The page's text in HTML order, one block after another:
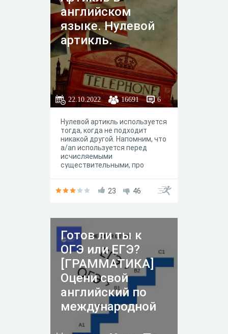
английском
языке. Нулевой
артикль.
22.10.2022 16691 6
Нулевой артикль используется
тогда, когда не подходит
никакой другой. Напомним, что
a/an используется перед
исчисляемыми
существительными, про
указания на нечто конкретное.
является ни «одним из», ни
«чем-то конкретным из ряда
других», то
используется нулевой артикль
.
23 46
Готов ли ты к
ОГЭ или ЕГЭ?
[ГРАММАТИКА]
Оцени свой
английский по
международной
шкале CEFR.